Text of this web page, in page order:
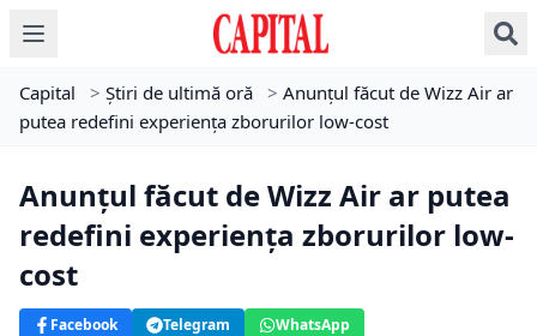
Capital > Știri de ultimă oră > Anunțul făcut de Wizz Air ar
putea redefini experiența zborurilor low-cost
Anunțul făcut de Wizz Air ar putea
redefini experiența zborurilor low-
cost
Facebook Telegram WhatsApp